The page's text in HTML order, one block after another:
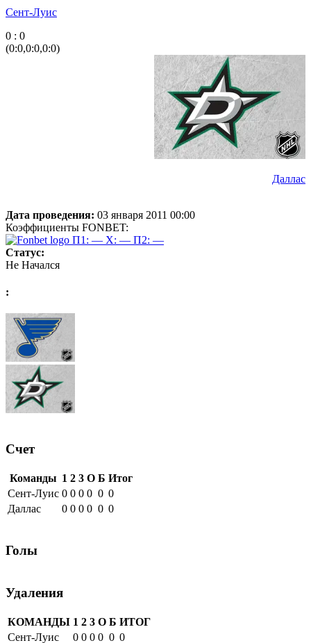
Сент-Луис
0 : 0
(0:0,0:0,0:0)
Даллас
Дата проведения: 03 января 2011 00:00
Коэффициенты FONBET:
П1: — X: — П2: —
Статус:
Не Начался
:
Счет
Команды 1 2 3 О Б Итог
Сент-Луис 0 0 0 0 0 0
Даллас
0 0 0 0 0 0
Голы
Удаления
КОМАНДЫ 1 2 3 О Б ИТОГ
Сент-Луис
0 0 0 0 0 0